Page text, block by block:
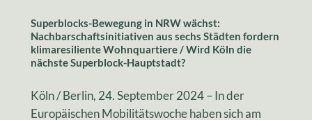
Superblocks-Bewegung in NRW wächst:
Nachbarschaftsinitiativen aus sechs Städten fordern
klimaresiliente Wohnquartiere / Wird Köln die
nächste Superblock-Hauptstadt?
Köln / Berlin, 24. September 2024 – In der
Europäischen Mobilitätswoche haben sich am